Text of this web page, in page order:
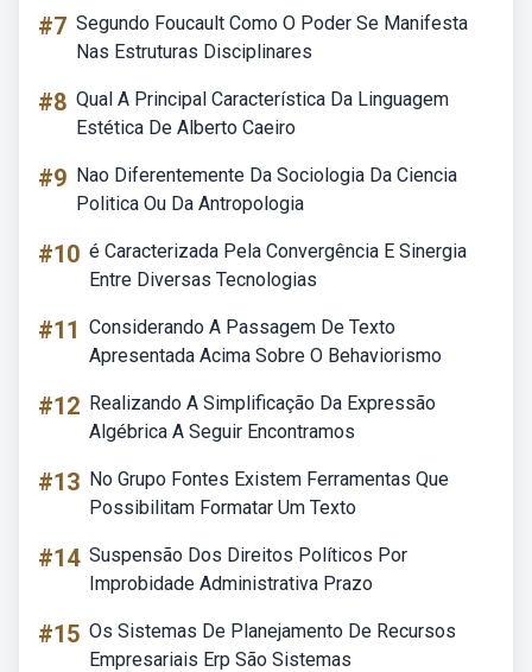
#7 Segundo Foucault Como O Poder Se Manifesta
Nas Estruturas Disciplinares
#8 Qual A Principal Característica Da Linguagem
Estética De Alberto Caeiro
#9 Nao Diferentemente Da Sociologia Da Ciencia
Politica Ou Da Antropologia
#10 é Caracterizada Pela Convergência E Sinergia
Entre Diversas Tecnologias
#11 Considerando A Passagem De Texto
Apresentada Acima Sobre O Behaviorismo
#12 Realizando A Simplificação Da Expressão
Algébrica A Seguir Encontramos
#13 No Grupo Fontes Existem Ferramentas Que
Possibilitam Formatar Um Texto
#14 Suspensão Dos Direitos Políticos Por
Improbidade Administrativa Prazo
#15 Os Sistemas De Planejamento De Recursos
Empresariais Erp São Sistemas